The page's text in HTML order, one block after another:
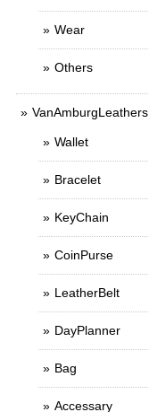
Wear
Others
VanAmburgLeathers
Wallet
Bracelet
KeyChain
CoinPurse
LeatherBelt
DayPlanner
Bag
Accessary